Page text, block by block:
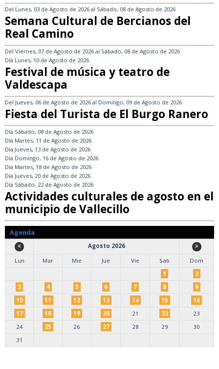
Del Lunes, 03 de Agosto de 2026 al Sábado, 08 de Agosto de 2026
Semana Cultural de Bercianos del
Real Camino
Del Viernes, 07 de Agosto de 2026 al Sábado, 08 de Agosto de 2026
Día Lunes, 10 de Agosto de 2026
Festival de música y teatro de
Valdescapa
Del Jueves, 06 de Agosto de 2026 al Domingo, 09 de Agosto de 2026
Fiesta del Turista de El Burgo Ranero
Día Sábado, 08 de Agosto de 2026
Día Martes, 11 de Agosto de 2026
Día Jueves, 13 de Agosto de 2026
Día Domingo, 16 de Agosto de 2026
Día Martes, 18 de Agosto de 2026
Día Jueves, 20 de Agosto de 2026
Día Sábado, 22 de Agosto de 2026
Actividades culturales de agosto en el
municipio de Vallecillo
Agenda
Agosto 2026
Lun
Mar Mie Jue Vie Sab
Dom
1
2
3
4 5 6 7 8
9
10
11 12 13 14 15
16
17
18 19 20 21 22
23
24
25 26 27 28 29
30
31